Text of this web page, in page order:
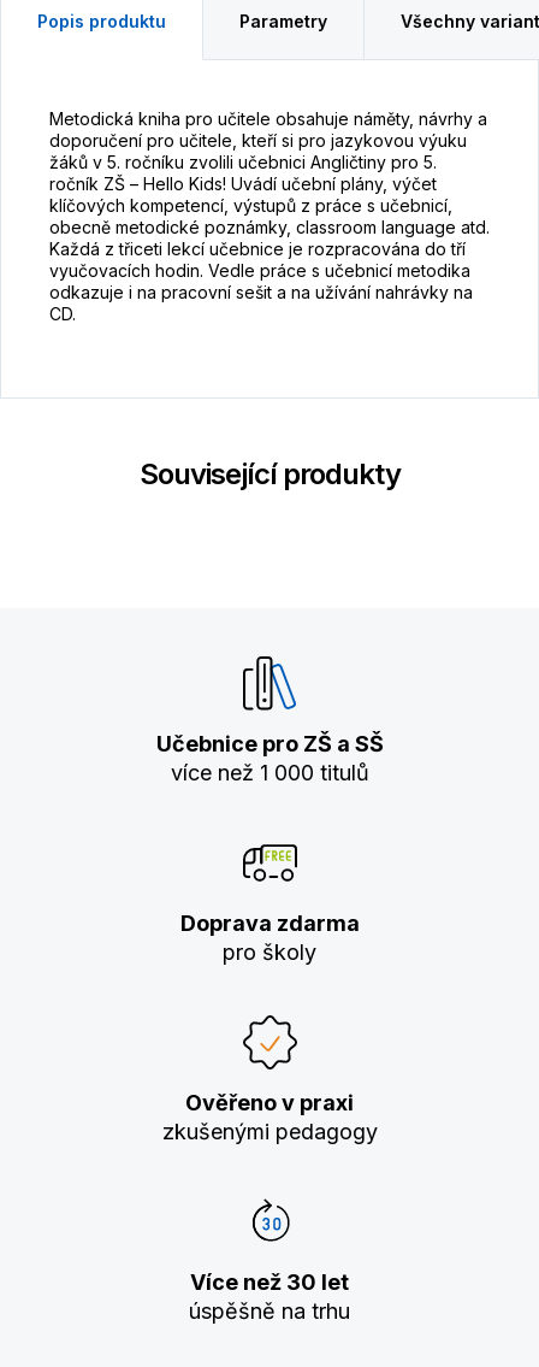
Popis produktu Parametry Všechny
Metodická kniha pro učitele obsahuje náměty, návrhy a
doporučení pro učitele, kteří si pro jazykovou výuku
žáků v 5. ročníku zvolili učebnici Angličtiny pro 5.
ročník ZŠ – Hello Kids! Uvádí učební plány, výčet
klíčových kompetencí, výstupů z práce s učebnicí,
obecně metodické poznámky, classroom language atd.
Každá z třiceti lekcí učebnice je rozpracována do tří
vyučovacích hodin. Vedle práce s učebnicí metodika
odkazuje i na pracovní sešit a na užívání nahrávky na
CD.
Související produkty
Učebnice pro ZŠ a SŠ
více než 1 000 titulů
Doprava zdarma
pro školy
Ověřeno v praxi
zkušenými pedagogy
Více než 30 let
úspěšně na trhu